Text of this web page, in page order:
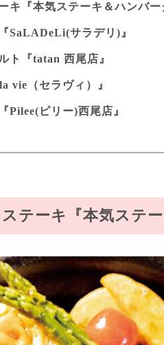
キ『本気ステーキ＆ハンバー
SaLADeLi(サラデリ)』
ト『tatan 西尾店』
vie（セラヴィ）』
Pilee(ピリー)西尾店』
テーキ『本気ステー